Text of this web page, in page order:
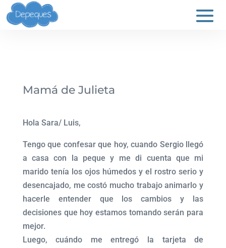
Mamá de Julieta
Hola Sara/ Luis,
Tengo que confesar que hoy, cuando Sergio llegó
a casa con la peque y me di cuenta que mi
marido tenía los ojos húmedos y el rostro serio y
desencajado, me costó mucho trabajo animarlo y
hacerle entender que los cambios y las
decisiones que hoy estamos tomando serán para
mejor.
Luego, cuándo me entregó la tarjeta de